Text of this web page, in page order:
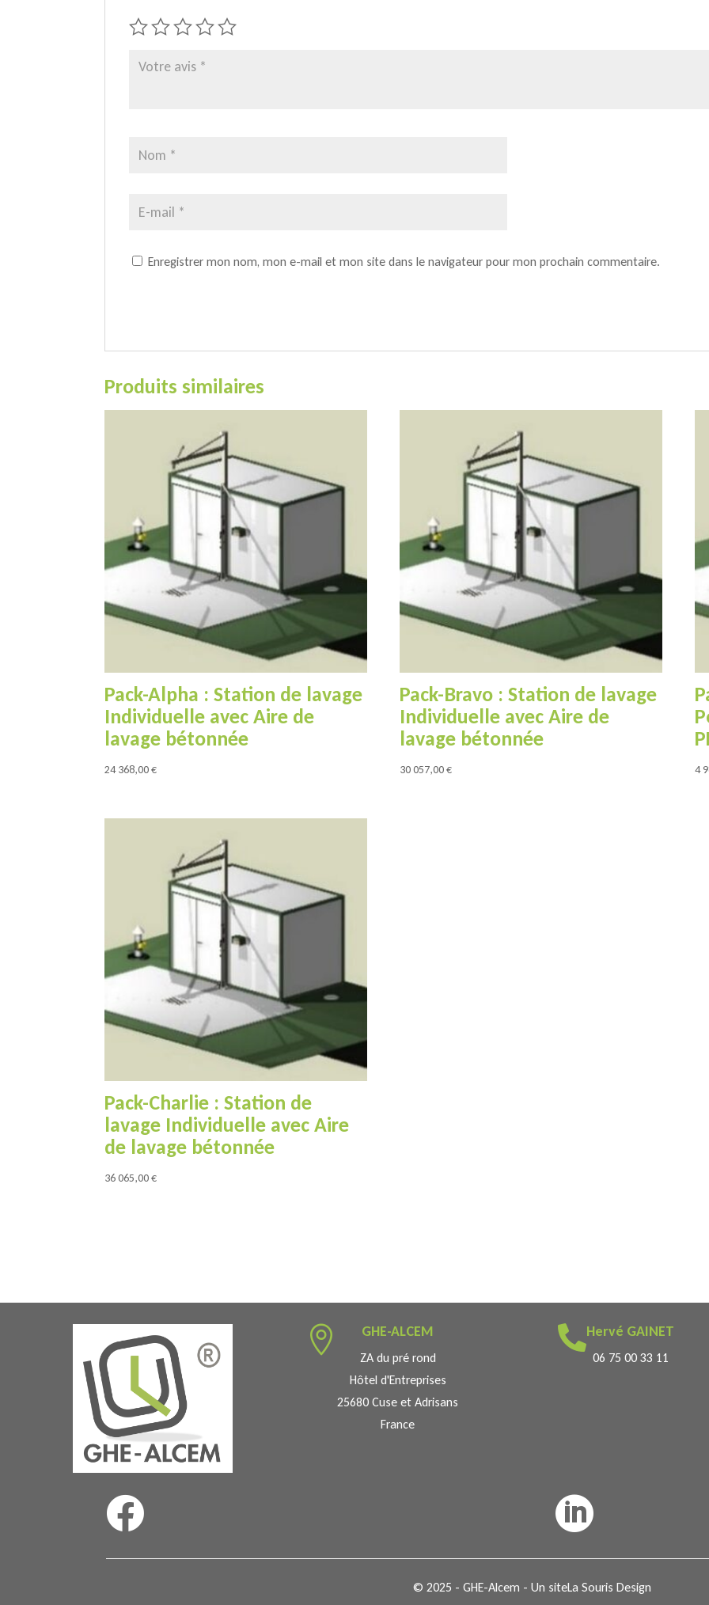
Enregistrer mon nom, mon e-mail et mon site dans le navigateur pour mon prochain commentaire.
Produits similaires
Pack-Alpha : Station de lavage
Individuelle avec Aire de
lavage bétonnée
24 368,00€
Pack-Bravo : Station de lavage
Individuelle avec Aire de
lavage bétonnée
30 057,00€ 4
Pack-Charlie : Station de
lavage Individuelle avec Aire
de lavage bétonnée
36 065,00€
 GHE-ALCEM
ZA du pré rond
Hôtel d'Entreprises
25680 Cuse et Adrisans
France
Hervé GAINET
06 75 00 33 11
 
© 2025 - GHE-Alcem - Un siteLa Souris Design